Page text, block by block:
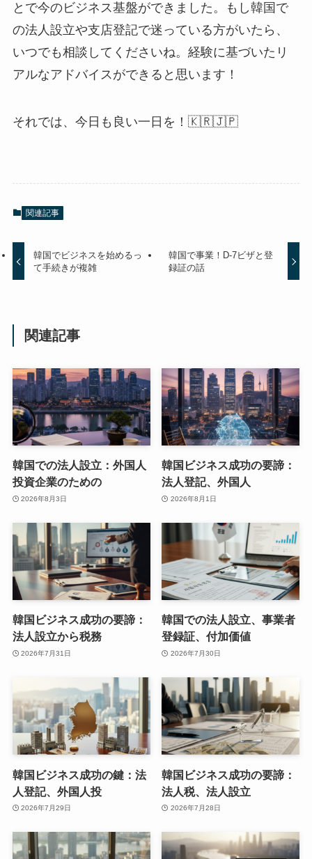
とで今のビジネス基盤ができました。もし韓国で
の法人設立や支店登記で迷っている方がいたら、
いつでも相談してくださいね。経験に基づいたリ
アルなアドバイスができると思います！
それでは、今日も良い一日を！🇰🇷🇯🇵
関連記事
韓国でビジネスを始めるっ
て手続きが複雑
韓国で事業！D-7ビザと登
録証の話
関連記事
韓国での法人設立：外国人
投資企業のための
2026年8月3日
韓国ビジネス成功の要諦：
法人登記、外国人
2026年8月1日
韓国ビジネス成功の要諦：
法人設立から税務
2026年7月31日
韓国での法人設立、事業者
登録証、付加価値
2026年7月30日
韓国ビジネス成功の鍵：法
人登記、外国人投
2026年7月29日
韓国ビジネス成功の要諦：
法人税、法人設立
2026年7月28日